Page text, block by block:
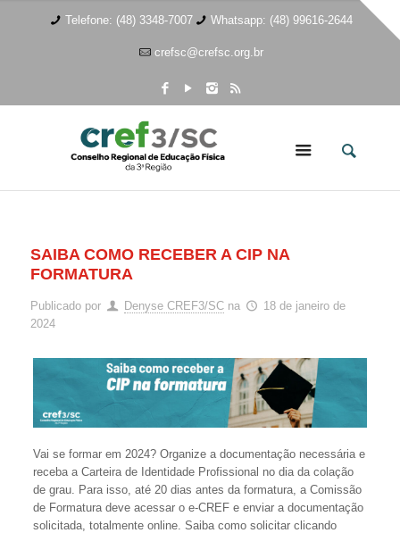
Telefone: (48) 3348-7007 Whatsapp: (48) 99616-2644
crefsc@crefsc.org.br
SAIBA COMO RECEBER A CIP NA
FORMATURA
Publicado por Denyse CREF3/SC na
18 de janeiro de
2024
Vai se formar em 2024? Organize a documentação necessária e
receba a Carteira de Identidade Profissional no dia da colação
de grau. Para isso, até 20 dias antes da formatura, a Comissão
de Formatura deve acessar o e-CREF e enviar a documentação
solicitada, totalmente online. Saiba como solicitar clicando